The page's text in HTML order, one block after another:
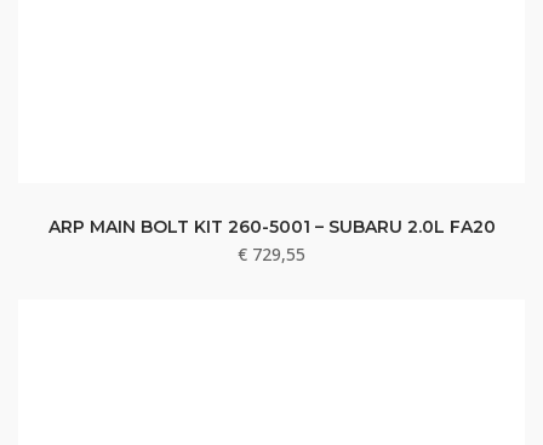
ARP MAIN BOLT KIT 260-5001 – SUBARU 2.0L FA20
€ 729,55